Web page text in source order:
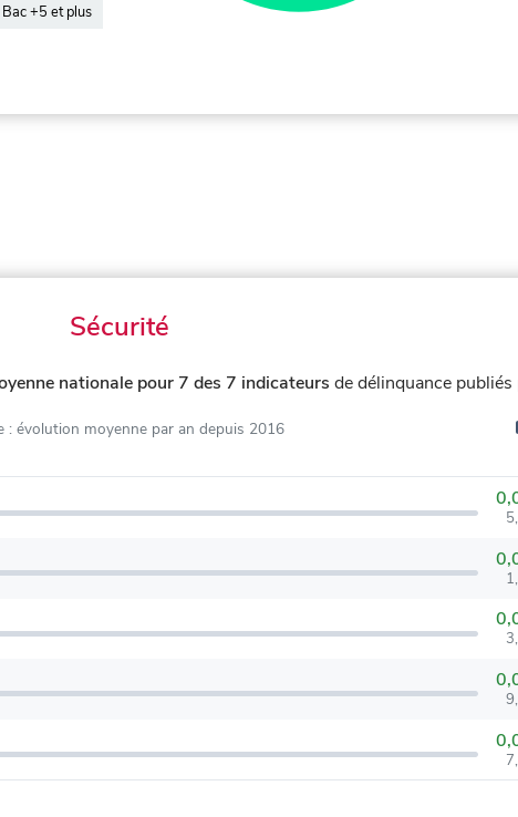
Bac +5 et plus
Sécurité
nationale pour 7 des 7 indicateurs de délinquance
: évolution moyenne par an depuis 2016